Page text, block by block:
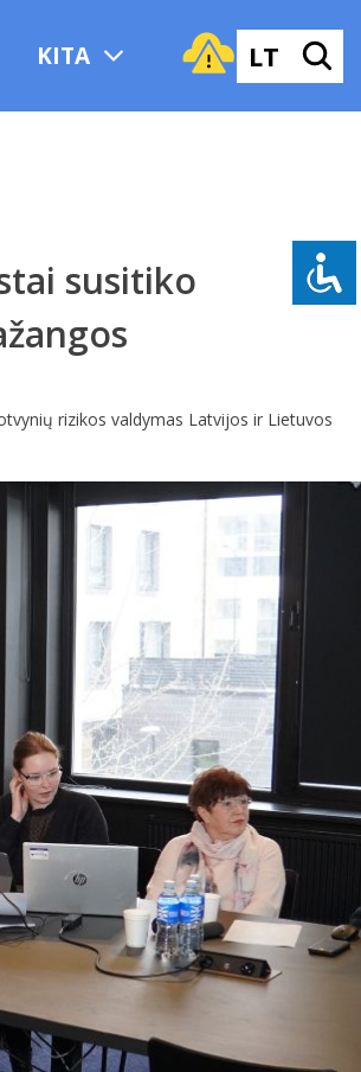
KITA LT
susitiko
rizikos valdymas Latvijos ir Lietuvos